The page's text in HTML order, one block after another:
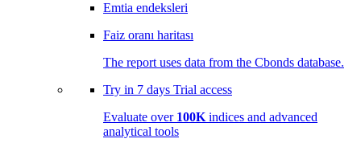
Emtia endeksleri
Faiz oranı haritası
The report uses data from the Cbonds database.
Try in 7 days Trial access
Evaluate over 100K indices and advanced
analytical tools